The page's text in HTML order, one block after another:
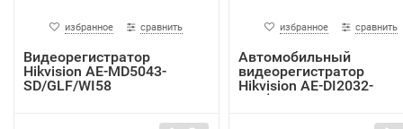
избранное сравнить
Видеорегистратор
Hikvision AE-MD5043-
SD/GLF/WI58
избранное сравнить
Автомобильный
видеорегистратор
Hikvision AE-DI2032-
G40(In...